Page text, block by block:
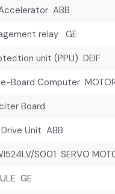
ABB
relay GE
unit (PPU) DEIF
Board Computer
Board
Unit ABB
S001 SERVO
GE